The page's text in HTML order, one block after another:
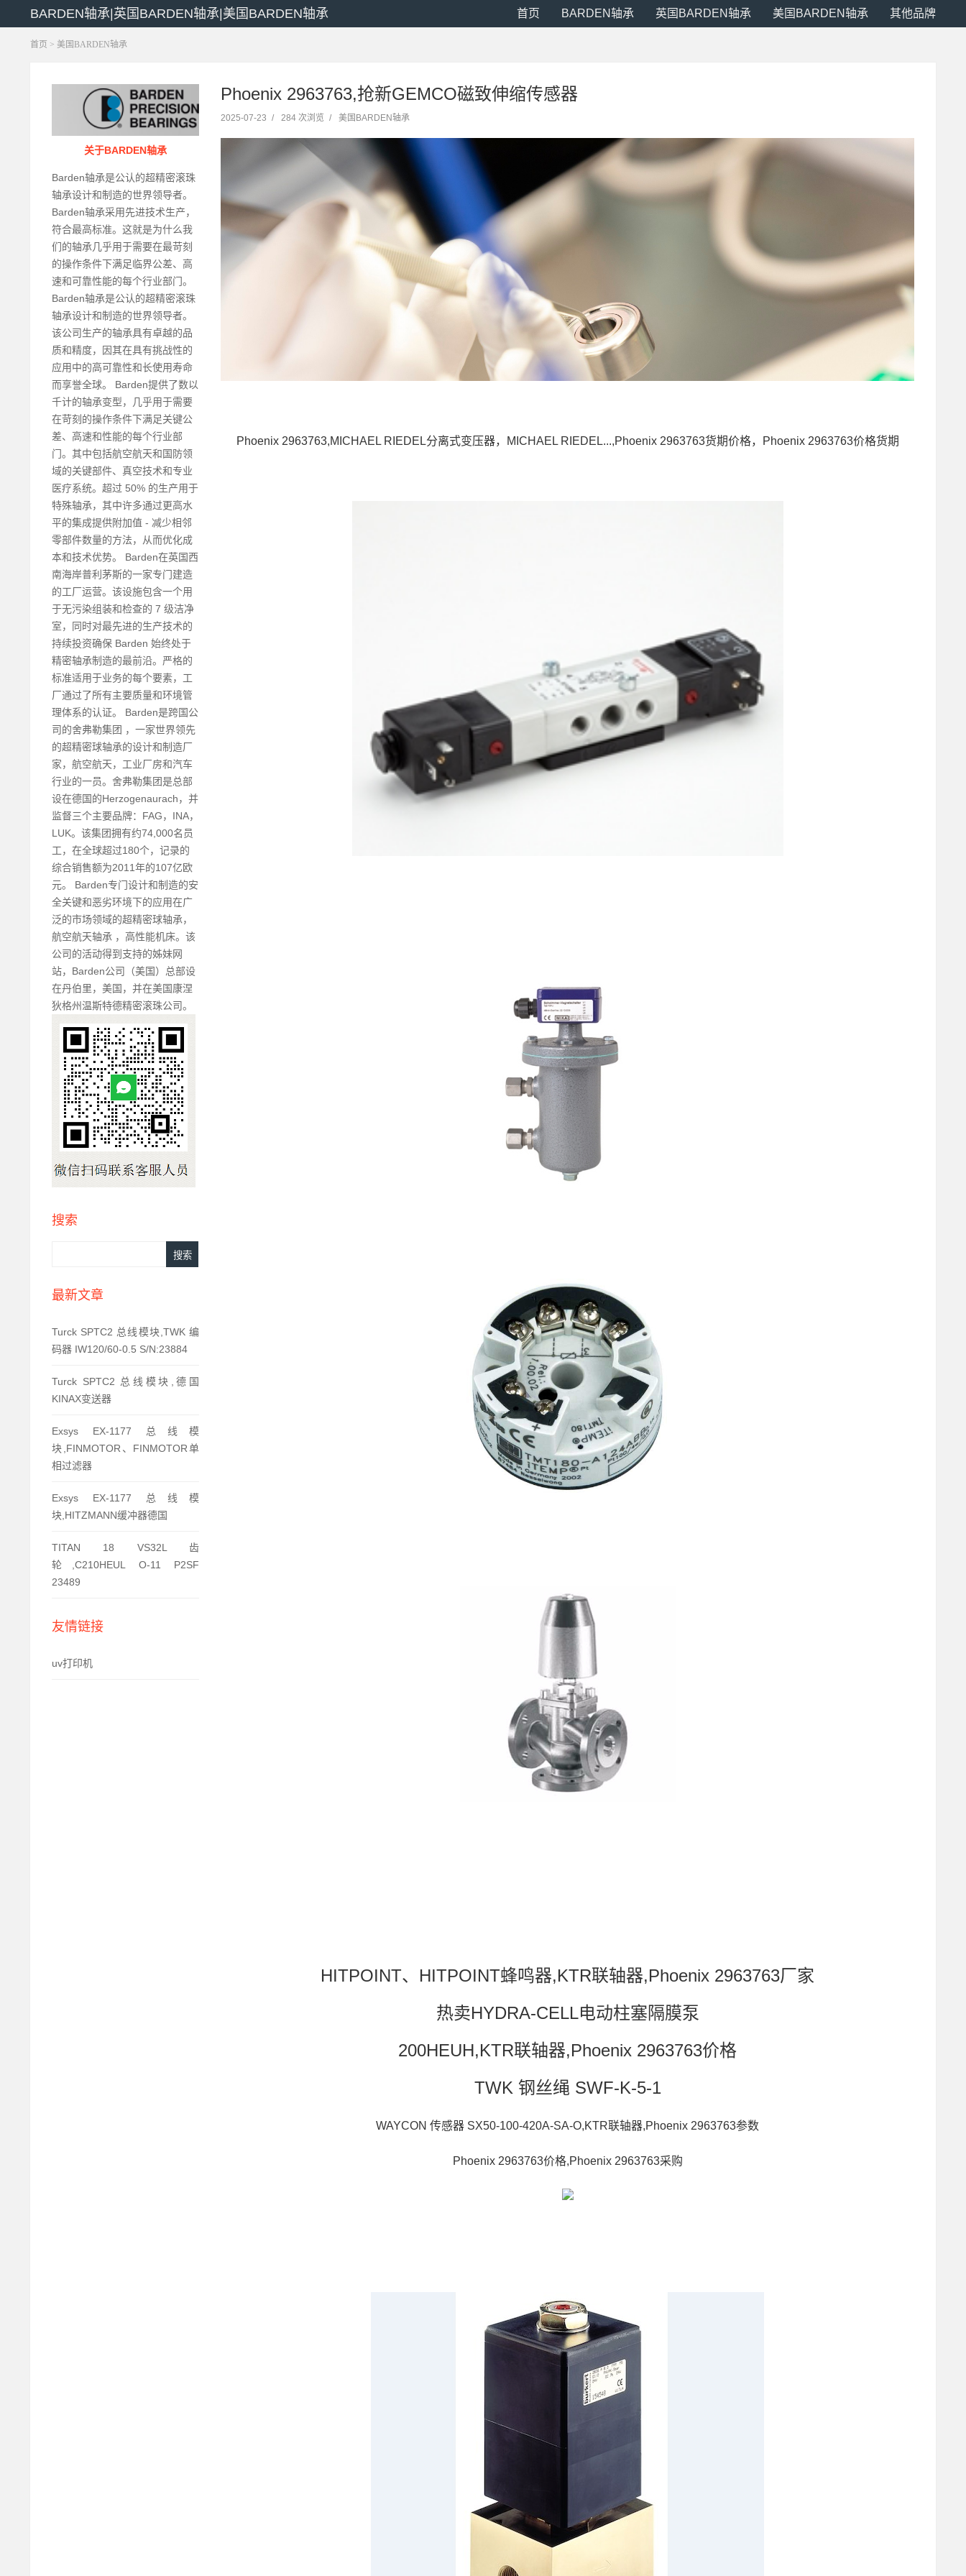
BARDEN轴承|英国BARDEN轴承|美国BARDEN轴承 首页 BARDEN轴承 英国BARDEN轴承 美国BARDEN轴承 其他品牌
首页 > 美国BARDEN轴承
关于BARDEN轴承
Barden轴承是公认的超精密滚珠
轴承设计和制造的世界领导者。
Barden轴承采用先进技术生产，
符合最高标准。这就是为什么我
们的轴承几乎用于需要在最苛刻
的操作条件下满足临界公差、高
速和可靠性能的每个行业部门。
Barden轴承是公认的超精密滚珠
轴承设计和制造的世界领导者。
该公司生产的轴承具有卓越的品
质和精度，因其在具​​有挑战性的
应用中的高可靠性和长使用寿命
而享誉全球。 Barden提供了数以
千计的轴承变型，几乎用于需要
在苛刻的操作条件下满足关键公
差、高速和性能的每个行业部
门。其中包括航空航天和国防领
域的关键部件、真空技术和专业
医疗系统。超过 50% 的生产用于
特殊轴承，其中许多通过更高水
平的集成提供附加值 - 减少相邻
零部件数量的方法，从而优化成
本和技术优势。 Barden在英国西
南海岸普利茅斯的一家专门建造
的工厂运营。该设施包含一个用
于无污染组装和检查的 7 级洁净
室，同时对最先进的生产技术的
持续投资确保 Barden 始终处于
精密轴承制造的最前沿。严格的
标准适用于业务的每个要素，工
厂通过了所有主要质量和环境管
理体系的认证。 Barden是跨国公
司的舍弗勒集团 ，一家世界领先
的超精密球轴承的设计和制造厂
家，航空航天，工业厂房和汽车
行业的一员。舍弗勒集团是总部
设在德国的Herzogenaurach，并
监督三个主要品牌：FAG，INA，
LUK。该集团拥有约74,000名员
工，在全球超过180个，记录的
综合销售额为2011年的107亿欧
元。 Barden专门设计和制造的安
全关键和恶劣环境下的应用在广
泛的市场领域的超精密球轴承，
航空航天轴承 ，高性能机床。该
公司的活动得到支持的姊妹网
站，Barden公司（美国）总部设
在丹伯里，美国，并在美国康涅
狄格州温斯特德精密滚珠公司。
搜索
最新文章
Turck SPTC2 总线模块,TWK 编
码器 IW120/60-0.5 S/N:23884
Turck SPTC2 总线模块,德国
KINAX变送器
Exsys EX-1177 总线模
块,FINMOTOR、FINMOTOR单
相过滤器
Exsys EX-1177 总线模
块,HITZMANN缓冲器德国
TITAN 18 VS32L 齿
轮,C210HEUL O-11 P2SF
23489
友情链接
uv打印机
Phoenix 2963763,抢新GEMCO磁致伸缩传感器
2025-07-23 / 284 次浏览 / 美国BARDEN轴承
Phoenix 2963763,MICHAEL RIEDEL分离式变压器，MICHAEL RIEDEL...,Phoenix 2963763货期价格，Phoenix 2963763价格货期
HITPOINT、HITPOINT蜂鸣器,KTR联轴器,Phoenix 2963763厂家
热卖HYDRA-CELL电动柱塞隔膜泵
200HEUH,KTR联轴器,Phoenix 2963763价格
TWK 钢丝绳 SWF-K-5-1
WAYCON 传感器 SX50-100-420A-SA-O,KTR联轴器,Phoenix 2963763参数
Phoenix 2963763价格,Phoenix 2963763采购